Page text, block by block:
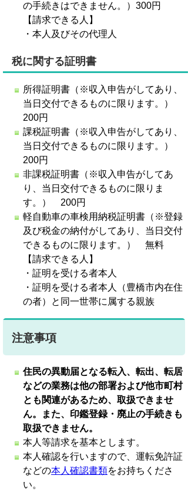
の手続きはできません。）300円
【請求できる人】
・本人及びその代理人
税に関する証明書
所得証明書（※収入申告がしてあり、
当日交付できるものに限ります。）
200円
課税証明書（※収入申告がしてあり、
当日交付できるものに限ります。）
200円
非課税証明書（※収入申告がしてあ
り、当日交付できるものに限りま
す。） 200円
軽自動車の車検用納税証明書（※登録
及び税金の納付がしてあり、当日交付
できるものに限ります。） 無料
【請求できる人】
・証明を受ける者本人
・証明を受ける者本人（豊橋市内在住
の者）と同一世帯に属する親族
注意事項
住民の異動届となる転入、転出、転居
などの業務は他の部署および他市町村
とも関連があるため、取扱できませ
ん。また、印鑑登録・廃止の手続きも
取扱できません。
本人等請求を基本とします。
本人確認を行いますので、運転免許証
などの本人確認書類をお持ちくださ
い。